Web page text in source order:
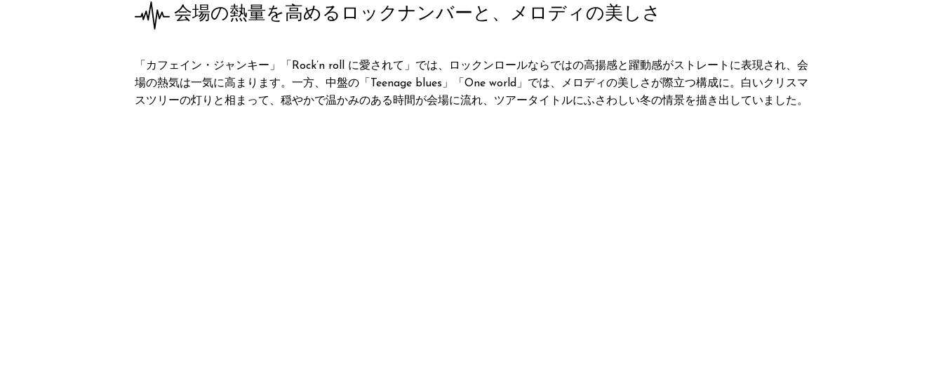
会場の熱量を高めるロックナンバーと、メロディの美しさ
「カフェイン・ジャンキー」「Rock’n roll に愛されて」では、ロックンロールならではの高揚感と躍動感がストレートに表現され、会
場の熱気は一気に高まります。一方、中盤の「Teenage blues」「One world」では、メロディの美しさが際立つ構成に。白いクリスマ
スツリーの灯りと相まって、穏やかで温かみのある時間が会場に流れ、ツアータイトルにふさわしい冬の情景を描き出していました。